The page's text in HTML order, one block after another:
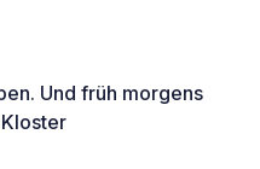
Und früh morgens